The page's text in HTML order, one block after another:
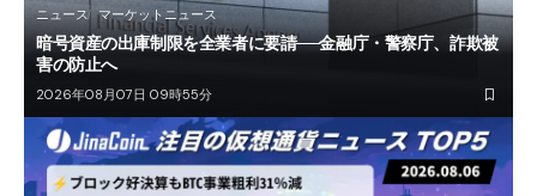
ニュース マーケットニュース
暗号資産の出庫制限を全業者に要請──金融庁・警察庁、詐欺被
害の防止へ
2026年08月07日 09時55分